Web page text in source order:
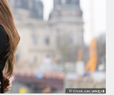
, © iStock.com/princigalli